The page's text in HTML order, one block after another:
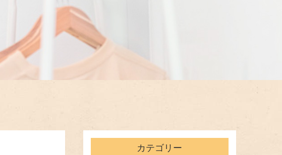
カテゴリー